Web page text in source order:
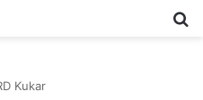
Kukar